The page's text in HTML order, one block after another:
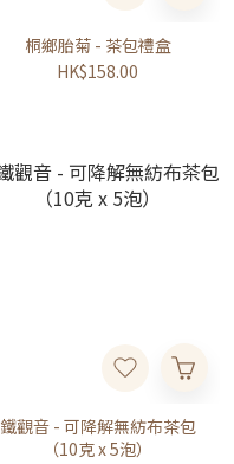
桐鄉胎菊 - 茶包禮盒
HK$158.00
鐵觀音 - 可降解無紡布茶包
（10克 x 5泡）